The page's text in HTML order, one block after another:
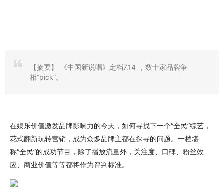
【摘要】
《中国新说唱》定档7.14 ，数十家品牌争
相“pick”。
在娱乐价值激发品牌影响力的今天，如何寻找下一个“全民”综艺，
花式翻新玩转营销，成为众多品牌主都在探寻的问题。一档堪
称“全民”的成功节目，除了播放流量外，关注度、口碑、粉丝效
应、商业价值等等都将作为评判标准。